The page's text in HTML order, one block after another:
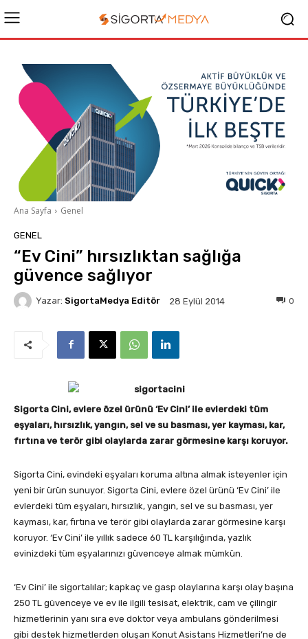
Ana Sayfa Genel
GENEL
“Ev Cini” hırsızlıktan sağlığa
güvence sağlıyor
Yazar: SigortaMedya Editör 28 Eylül 2014 0
Sigorta Cini, evlere özel ürünü ‘Ev Cini’ ile evlerdeki tüm
eşyaları, hırsızlık, yangın, sel ve su basması, yer kayması, kar,
fırtına ve terör gibi olaylarda zarar görmesine karşı koruyor.
Sigorta Cini, evindeki eşyaları koruma altına almak isteyenler için
yeni bir ürün sunuyor. Sigorta Cini, evlere özel ürünü ‘Ev Cini’ ile
evlerdeki tüm eşyaları, hırsızlık, yangın, sel ve su basması, yer
kayması, kar, fırtına ve terör gibi olaylarda zarar görmesine karşı
koruyor. ‘Ev Cini’ ile yıllık sadece 60 TL karşılığında, yazlık
evinizdeki tüm eşyalarınızı güvenceye almak mümkün.
‘Ev Cini’ ile sigortalılar; kapkaç ve gasp olaylarına karşı olay başına
250 TL güvenceye ve ev ile ilgili tesisat, elektrik, cam ve çilingir
hizmetlerinin yanı sıra eve doktor veya ambulans gönderilmesi
gibi destek hizmetlerden oluşan Konut Asistans Hizmetleri’ne de